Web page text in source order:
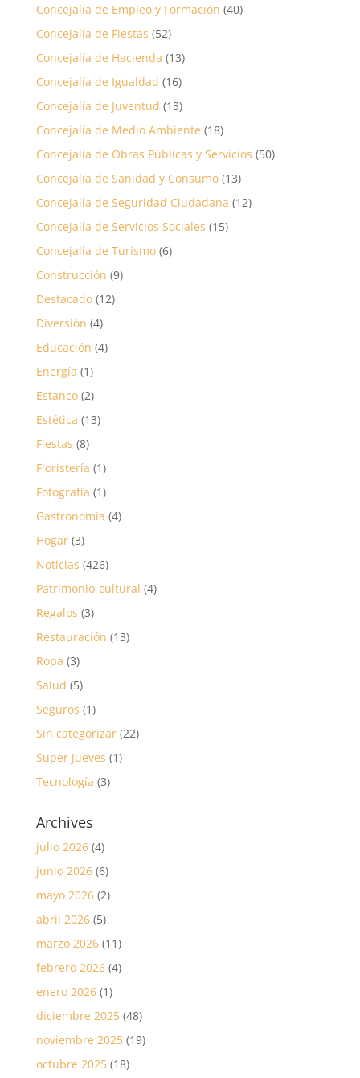
Concejalía de Empleo y Formación (40)
Concejalía de Fiestas (52)
Concejalía de Hacienda (13)
Concejalía de Igualdad (16)
Concejalía de Juventud (13)
Concejalía de Medio Ambiente (18)
Concejalía de Obras Públicas y Servicios (50)
Concejalía de Sanidad y Consumo(13)
Concejalía de Seguridad Ciudadana (12)
Concejalía de Servicios Sociales (15)
Concejalía de Turismo(6)
Construcción (9)
Destacado(12)
Diversión (4)
Educación (4)
Energía (1)
Estanco(2)
Estética (13)
Fiestas (8)
Floristería (1)
Fotografía (1)
Gastronomía (4)
Hogar(3)
Noticias (426)
Patrimonio-cultural (4)
Regalos (3)
Restauración (13)
Ropa (3)
Salud (5)
Seguros (1)
Sin categorizar(22)
Super Jueves (1)
Tecnología (3)
Archives
julio 2026(4)
junio 2026(6)
mayo 2026(2)
abril 2026(5)
marzo 2026(11)
febrero 2026(4)
enero 2026(1)
diciembre 2025(48)
noviembre 2025(19)
octubre 2025(18)